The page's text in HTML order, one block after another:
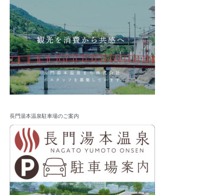
長門湯本温泉駐車場のご案内